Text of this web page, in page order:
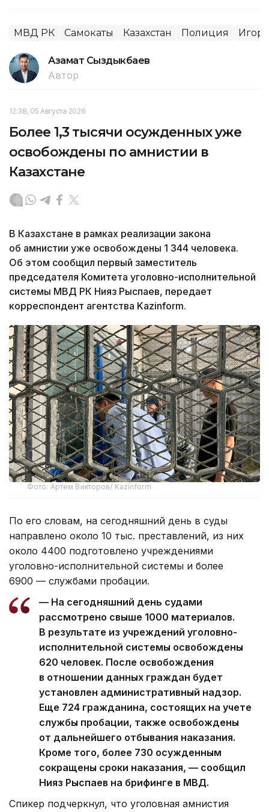
МВД РК Самокаты Казахстан Полиция
Азамат Сыздыкбаев
Автор
12:38, 05 Августа 2026
Более 1,3 тысячи осужденных уже
освобождены по амнистии в
Казахстане
В Казахстане в рамках реализации закона
об амнистии уже освобождены 1 344 человека.
Об этом сообщил первый заместитель
председателя Комитета уголовно-исполнительной
системы МВД РК Нияз Рыспаев, передает
корреспондент агентства Kazinform.
Фото: Артем Викторов/ Kazinform
По его словам, на сегодняшний день в суды
направлено около 10 тыс. преставлений, из них
около 4400 подготовлено учреждениями
уголовно-исполнительной системы и более
6900 — службами пробации.
— На сегодняшний день судами
рассмотрено свыше 1000 материалов.
В результате из учреждений уголовно-
исполнительной системы освобождены
620 человек. После освобождения
в отношении данных граждан будет
установлен административный надзор.
Еще 724 гражданина, состоящих на учете
службы пробации, также освобождены
от дальнейшего отбывания наказания.
Кроме того, более 730 осужденным
сокращены сроки наказания, — сообщил
Нияз Рыспаев на брифинге в МВД.
Спикер подчеркнул, что уголовная амнистия